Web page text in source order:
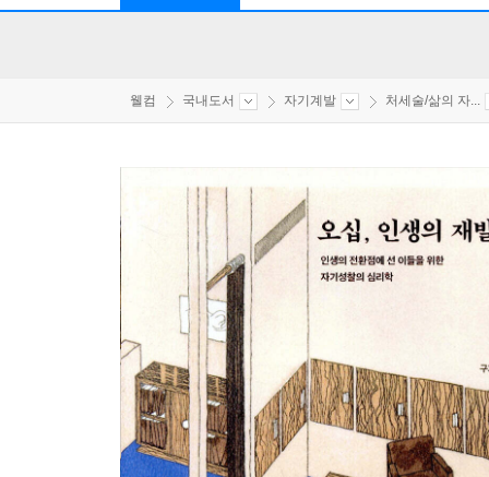
웰컴 국내도서 자기계발 처세술/삶의 자...